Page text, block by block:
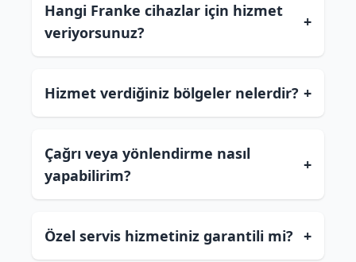
Hangi Franke cihazlar için hizmet
veriyorsunuz?
+
Hizmet verdiğiniz bölgeler nelerdir? +
Çağrı veya yönlendirme nasıl
yapabilirim?
+
Özel servis hizmetiniz garantili mi? +